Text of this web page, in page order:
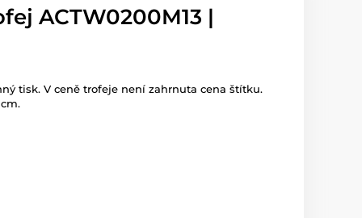
ACTW0200M13 |
tisk. V ceně trofeje není zahrnuta cena štítku.